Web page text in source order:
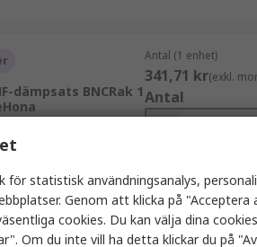
dämpsats BNCRak 1
Antal (1 enhet)
341,71 kr(exkl.
Antal
Lägg
för statistisk användningsanalys,
Genom att klicka på "Acceptera
cookies. Du kan välja dina
Om du inte vill ha detta klickar du på